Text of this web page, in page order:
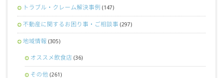
トラブル・クレーム解決事例 (147)
不動産に関するお困り事・ご相談事 (297)
地域情報 (305)
オススメ飲食店 (36)
その他 (261)